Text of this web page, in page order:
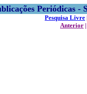
Periódicas
Pesquisa Livre
Anterior |